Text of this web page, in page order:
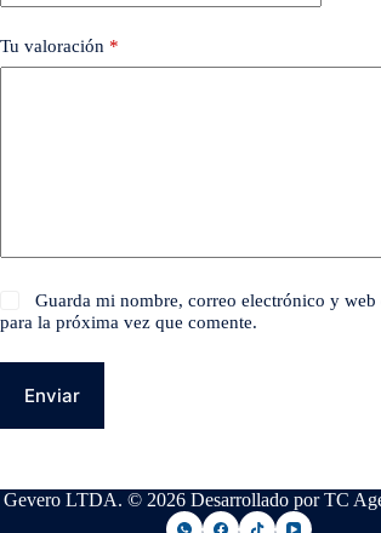
Tu valoración *
Guarda mi nombre, correo electrónico y web
para la próxima vez que comente.
Enviar
Gevero LTDA. © 2026 Desarrollado por TC